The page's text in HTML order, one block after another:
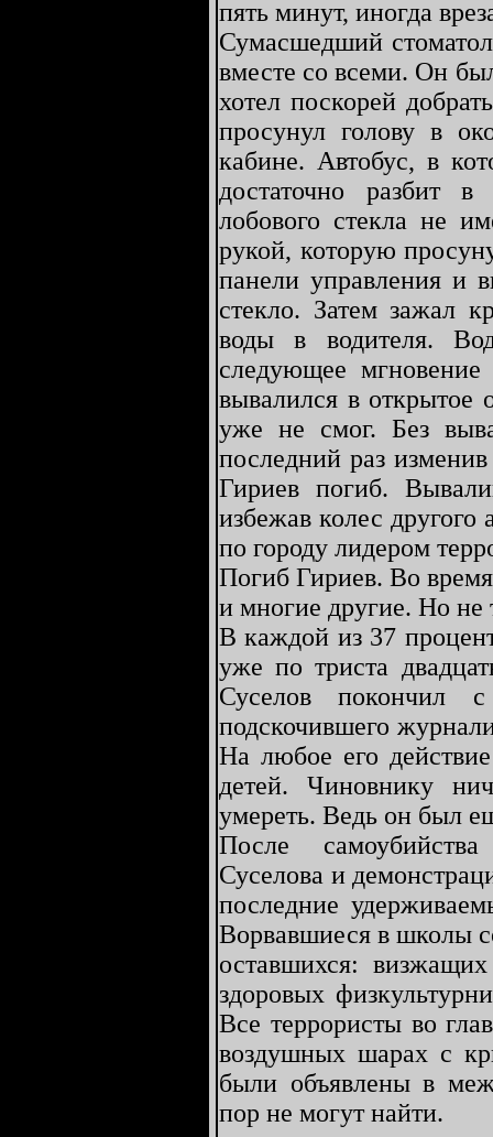
пять минут, иногда
Сумасшедший
вместе со всеми. Он
хотел поскорей
просунул голову в
кабине. Автобус, в
достаточно разбит
лобового стекла не
рукой, которую
панели управления и
стекло. Затем зажал
воды в водителя.
следующее
вывалился в открытое
уже не смог. Без
последний раз
Гириев погиб.
избежав колес
по городу лидером
Погиб Гириев. Во время
и многие другие. Но не
В каждой из 37
уже по триста
Суселов покончил
подскочившего
На любое его
детей. Чиновнику
умереть. Ведь он был
После самоубийства
Суселова и
последние
Ворвавшиеся в школы
оставшихся:
здоровых
Все террористы во
воздушных шарах с
были объявлены в
пор не могут найти.